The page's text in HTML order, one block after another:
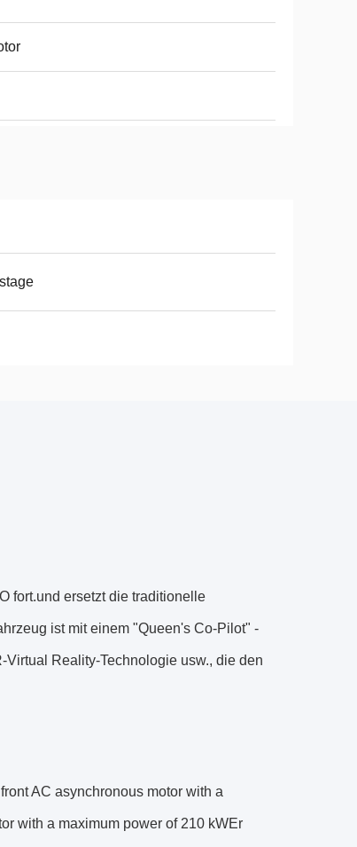
fort.und ersetzt die traditionelle
ist mit einem "Queen's Co-Pilot" -
Reality-Technologie usw., die den
AC asynchronous motor with a
with a maximum power of 210 kWEr